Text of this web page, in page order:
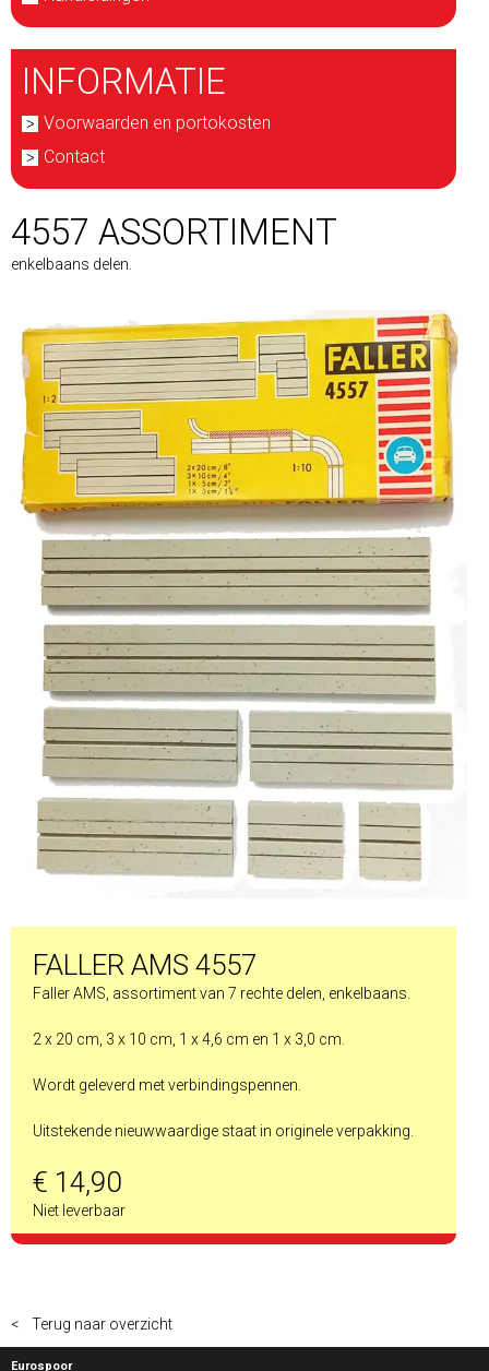
INFORMATIE
Voorwaarden en portokosten
Contact
4557 ASSORTIMENT
enkelbaans delen.
FALLER AMS 4557
Faller AMS, assortiment van 7 rechte delen, enkelbaans.
2 x 20 cm, 3 x 10 cm, 1 x 4,6 cm en 1 x 3,0 cm.
Wordt geleverd met verbindingspennen.
Uitstekende nieuwwaardige staat in originele verpakking.
€ 14,90
Niet leverbaar
< Terug naar overzicht
Eurospoor